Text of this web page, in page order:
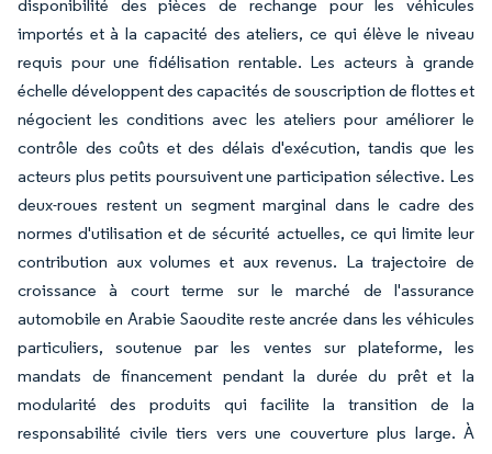
disponibilité des pièces de rechange pour les véhicules
importés et à la capacité des ateliers, ce qui élève le niveau
requis pour une fidélisation rentable. Les acteurs à grande
échelle développent des capacités de souscription de flottes et
négocient les conditions avec les ateliers pour améliorer le
contrôle des coûts et des délais d'exécution, tandis que les
acteurs plus petits poursuivent une participation sélective. Les
deux-roues restent un segment marginal dans le cadre des
normes d'utilisation et de sécurité actuelles, ce qui limite leur
contribution aux volumes et aux revenus. La trajectoire de
croissance à court terme sur le marché de l'assurance
automobile en Arabie Saoudite reste ancrée dans les véhicules
particuliers, soutenue par les ventes sur plateforme, les
mandats de financement pendant la durée du prêt et la
modularité des produits qui facilite la transition de la
responsabilité civile tiers vers une couverture plus large. À